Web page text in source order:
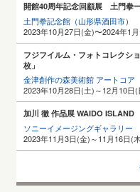
開館40周年記念回顧展 土門拳
土門拳記念館（山形県酒田市）
2023年10月27日(金)〜2024年1
フジフイルム・フォトコレクシ
枚」
金津創作の森美術館 アートコア
2023年10月28日(土)～12月10日(
加川 徹 作品展 WAIDO ISLAND
ソニーイメージングギャラリー
2023年11月3日(金)～11月16日(